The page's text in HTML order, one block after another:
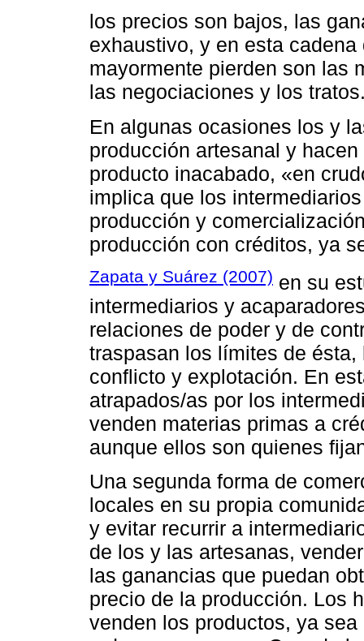
los precios son bajos, las
exhaustivo, y en esta
mayormente pierden son las
las negociaciones y los
En algunas ocasiones los y
producción artesanal y
producto inacabado, «en
implica que los
producción y
producción con créditos, ya
Zapata y Suárez (2007) en su
intermediarios y
relaciones de poder y de
traspasan los límites de
conflicto y explotación. En
atrapados/as por los
venden materias primas a
aunque ellos son quienes
Una segunda forma de
locales en su propia
y evitar recurrir a
de los y las artesanas,
las ganancias que puedan
precio de la producción. Los
venden los productos, ya